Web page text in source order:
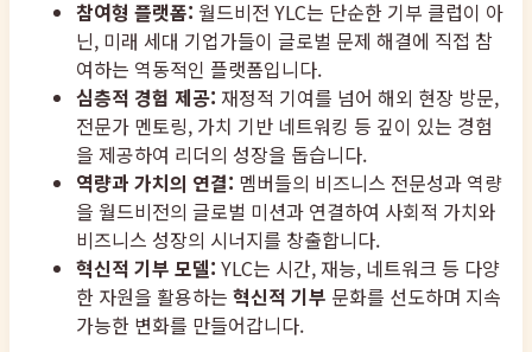
참여형 플랫폼: 월드비전 YLC는 단순한 기부 클럽이 아
닌, 미래 세대 기업가들이 글로벌 문제 해결에 직접 참
여하는 역동적인 플랫폼입니다.
심층적 경험 제공: 재정적 기여를 넘어 해외 현장 방문,
전문가 멘토링, 가치 기반 네트워킹 등 깊이 있는 경험
을 제공하여 리더의 성장을 돕습니다.
역량과 가치의 연결: 멤버들의 비즈니스 전문성과 역량
을 월드비전의 글로벌 미션과 연결하여 사회적 가치와
비즈니스 성장의 시너지를 창출합니다.
혁신적 기부 모델: YLC는 시간, 재능, 네트워크 등 다양
한 자원을 활용하는 혁신적 기부 문화를 선도하며 지속
가능한 변화를 만들어갑니다.